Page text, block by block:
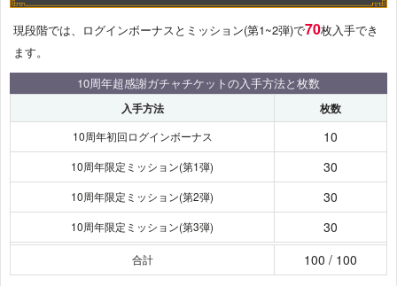
現段階では、ログインボーナスとミッション(第1~2弾)で70枚入手でき
ます。
10周年超感謝ガチャチケットの入手方法と枚数
入手方法 枚数
10周年初回ログインボーナス 10
10周年限定ミッション(第1弾) 30
10周年限定ミッション(第2弾) 30
10周年限定ミッション(第3弾) 30
合計 100 / 100